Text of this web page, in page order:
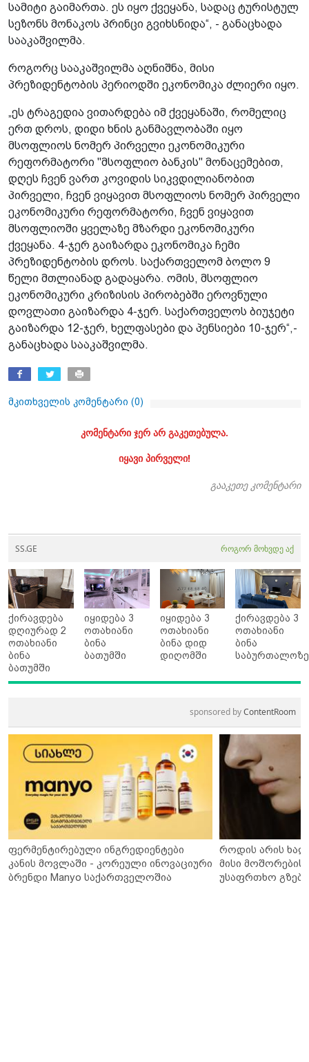
სამიტი გაიმართა. ეს იყო ქვეყანა, სადაც ტურისტულ
სეზონს მონაკოს პრინცი გვიხსნიდა“, - განაცხადა
სააკაშვილმა.
როგორც სააკაშვილმა აღნიშნა, მისი
პრეზიდენტობის პერიოდში ეკონომიკა ძლიერი იყო.
„ეს ტრაგედია ვითარდება იმ ქვეყანაში, რომელიც
ერთ დროს, დიდი ხნის განმავლობაში იყო
მსოფლიოს ნომერ პირველი ეკონომიკური
რეფორმატორი "მსოფლიო ბანკის" მონაცემებით,
დღეს ჩვენ ვართ კოვიდის სიკვდილიანობით
პირველი, ჩვენ ვიყავით მსოფლიოს ნომერ პირველი
ეკონომიკური რეფორმატორი, ჩვენ ვიყავით
მსოფლიოში ყველაზე მზარდი ეკონომიკური
ქვეყანა. 4-ჯერ გაიზარდა ეკონომიკა ჩემი
პრეზიდენტობის დროს. საქართველომ ბოლო 9
წელი მთლიანად გადაყარა. ომის, მსოფლიო
ეკონომიკური კრიზისის პირობებში ეროვნული
დოვლათი გაიზარდა 4-ჯერ. საქართველოს ბიუჯეტი
გაიზარდა 12-ჯერ, ხელფასები და პენსიები 10-ჯერ“,-
განაცხადა სააკაშვილმა.
მკითხველის კომენტარი (0)
კომენტარი ჯერ არ გაკეთებულა.
იყავი პირველი!
გააკეთე კომენტარი
SS.GE როგორ მოხვდე აქ
ქირავდება
დღიურად 2
ოთახიანი
ბინა
ბათუმში
იყიდება 3
ოთახიანი
ბინა
ბათუმში
იყიდება 3
ოთახიანი
ბინა დიდ
დიღომში
ქირავდება 3
ოთახიანი
ბინა
საბურთალოზე
sponsored byContentRoom
ფერმენტირებული ინგრედიენტები
კანის მოვლაში - კორეული ინოვაციური
ბრენდი Manyo საქართველოშია
როდის არის
მისი მოშორების
უსაფრთხო გზები